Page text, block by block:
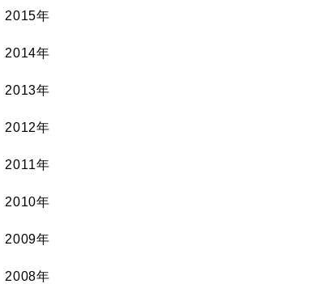
2015年
2014年
2013年
2012年
2011年
2010年
2009年
2008年